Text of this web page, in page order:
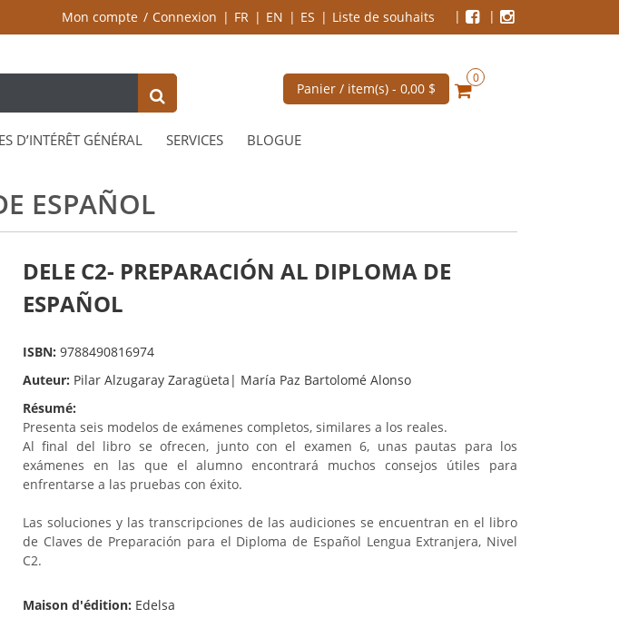
Mon compte Connexion FR EN ES Liste de souhaits
Panier / item(s) - 0,00 $
0
D’INTÉRÊT GÉNÉRAL SERVICES BLOGUE
ESPAÑOL
DELE C2- PREPARACIÓN AL DIPLOMA DE
ESPAÑOL
ISBN: 9788490816974
Auteur: Pilar Alzugaray Zaragüeta| María Paz Bartolomé Alonso
Résumé:
Presenta seis modelos de exámenes completos, similares a los reales.
Al final del libro se ofrecen, junto con el examen 6, unas pautas para los
exámenes en las que el alumno encontrará muchos consejos útiles para
enfrentarse a las pruebas con éxito.
Las soluciones y las transcripciones de las audiciones se encuentran en el libro
de Claves de Preparación para el Diploma de Español Lengua Extranjera, Nivel
C2.
Maison d'édition: Edelsa